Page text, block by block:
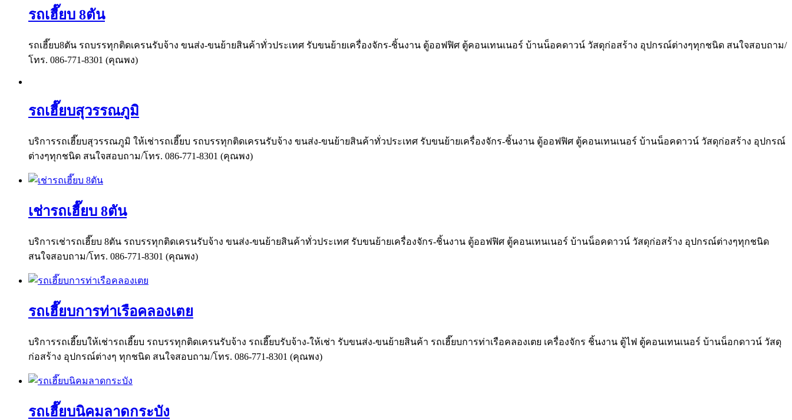
รถเฮี๊ยบ 8ตัน
รถเฮี๊ยบ8ตัน รถบรรทุกติดเครนรับจ้าง ขนส่ง-ขนย้ายสินค้าทั่วประเทศ รับขนย้ายเครื่องจักร-ชิ้นงาน ตู้ออฟฟิศ ตู้คอนเทนเนอร์ บ้านน็อคดาวน์ วัสดุก่อสร้าง อุปกรณ์ต่างๆทุกชนิด สนใจสอบถาม/
โทร. 086-771-8301 (คุณพง)
รถเฮี๊ยบสุวรรณภูมิ
บริการรถเฮี๊ยบสุวรรณภูมิ ให้เช่ารถเฮี๊ยบ รถบรรทุกติดเครนรับจ้าง ขนส่ง-ขนย้ายสินค้าทั่วประเทศ รับขนย้ายเครื่องจักร-ชิ้นงาน ตู้ออฟฟิศ ตู้คอนเทนเนอร์ บ้านน็อคดาวน์ วัสดุก่อสร้าง อุปกรณ์
ต่างๆทุกชนิด สนใจสอบถาม/โทร. 086-771-8301 (คุณพง)
เช่ารถเฮี๊ยบ 8ตัน
บริการเช่ารถเฮี๊ยบ 8ตัน รถบรรทุกติดเครนรับจ้าง ขนส่ง-ขนย้ายสินค้าทั่วประเทศ รับขนย้ายเครื่องจักร-ชิ้นงาน ตู้ออฟฟิศ ตู้คอนเทนเนอร์ บ้านน็อคดาวน์ วัสดุก่อสร้าง อุปกรณ์ต่างๆทุกชนิด
สนใจสอบถาม/โทร. 086-771-8301 (คุณพง)
รถเฮี๊ยบการท่าเรือคลองเตย
บริการรถเฮี๊ยบให้เช่ารถเฮี๊ยบ รถบรรทุกติดเครนรับจ้าง รถเฮี๊ยบรับจ้าง-ให้เช่า รับขนส่ง-ขนย้ายสินค้า รถเฮี๊ยบการท่าเรือคลองเตย เครื่องจักร ชิ้นงาน ตู้ไฟ ตู้คอนเทนเนอร์ บ้านน็อกดาวน์ วัสดุ
ก่อสร้าง อุปกรณ์ต่างๆ ทุกชนิด สนใจสอบถาม/โทร. 086-771-8301 (คุณพง)
รถเฮี๊ยบนิคมลาดกระบัง